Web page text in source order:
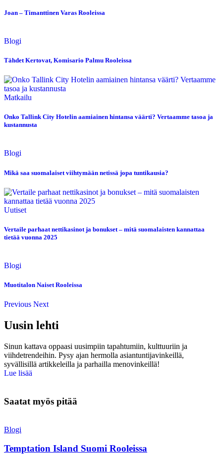
Joan – Timanttinen Varas Rooleissa
Blogi
Tähdet Kertovat, Komisario Palmu Rooleissa
Matkailu
Onko Tallink City Hotelin aamiainen hintansa väärti? Vertaamme tasoa ja
kustannusta
Blogi
Mikä saa suomalaiset viihtymään netissä jopa tuntikausia?
Uutiset
Vertaile parhaat nettikasinot ja bonukset – mitä suomalaisten kannattaa
tietää vuonna 2025
Blogi
Muotitalon Naiset Rooleissa
Previous Next
Uusin lehti
Sinun kattava oppaasi uusimpiin tapahtumiin, kulttuuriin ja
viihdetrendeihin. Pysy ajan hermolla asiantuntijavinkeillä,
syvällisillä artikkeleilla ja parhailla menovinkeillä!
Lue lisää
Saatat myös pitää
Blogi
Temptation Island Suomi Rooleissa